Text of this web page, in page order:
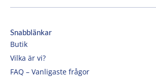
Snabblänkar
Butik
Vilka är vi?
FAQ – Vanligaste frågor